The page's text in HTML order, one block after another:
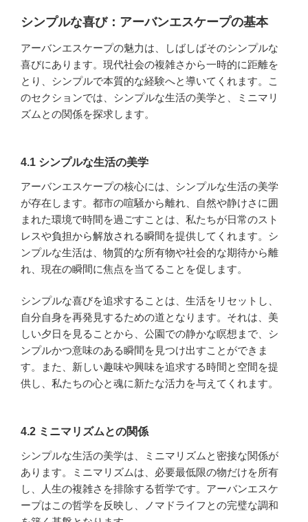
シンプルな喜び：アーバンエスケープの基本
アーバンエスケープの魅力は、しばしばそのシンプルな
喜びにあります。現代社会の複雑さから一時的に距離を
とり、シンプルで本質的な経験へと導いてくれます。こ
のセクションでは、シンプルな生活の美学と、ミニマリ
ズムとの関係を探求します。
4.1 シンプルな生活の美学
アーバンエスケープの核心には、シンプルな生活の美学
が存在します。都市の喧騒から離れ、自然や静けさに囲
まれた環境で時間を過ごすことは、私たちが日常のスト
レスや負担から解放される瞬間を提供してくれます。シ
ンプルな生活は、物質的な所有物や社会的な期待から離
れ、現在の瞬間に焦点を当てることを促します。
シンプルな喜びを追求することは、生活をリセットし、
自分自身を再発見するための道となります。それは、美
しい夕日を見ることから、公園での静かな瞑想まで、シ
ンプルかつ意味のある瞬間を見つけ出すことができま
す。また、新しい趣味や興味を追求する時間と空間を提
供し、私たちの心と魂に新たな活力を与えてくれます。
4.2 ミニマリズムとの関係
シンプルな生活の美学は、ミニマリズムと密接な関係が
あります。ミニマリズムは、必要最低限の物だけを所有
し、人生の複雑さを排除する哲学です。アーバンエスケ
ープはこの哲学を反映し、ノマドライフとの完璧な調和